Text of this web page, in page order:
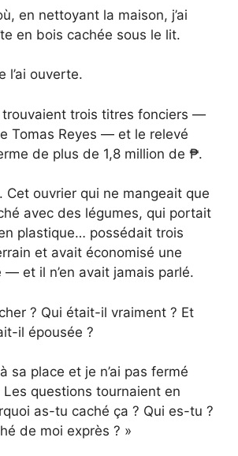
en nettoyant la maison, j’ai
en bois cachée sous le lit.
l’ai ouverte.
trouvaient trois titres fonciers —
Tomas Reyes — et le relevé
de plus de 1,8 million de ₱.
Cet ouvrier qui ne mangeait que
avec des légumes, qui portait
plastique… possédait trois
et avait économisé une
— et il n’en avait jamais parlé.
? Qui était-il vraiment ? Et
il épousée ?
sa place et je n’ai pas fermé
questions tournaient en
as-tu caché ça ? Qui es-tu ?
de moi exprès ? »